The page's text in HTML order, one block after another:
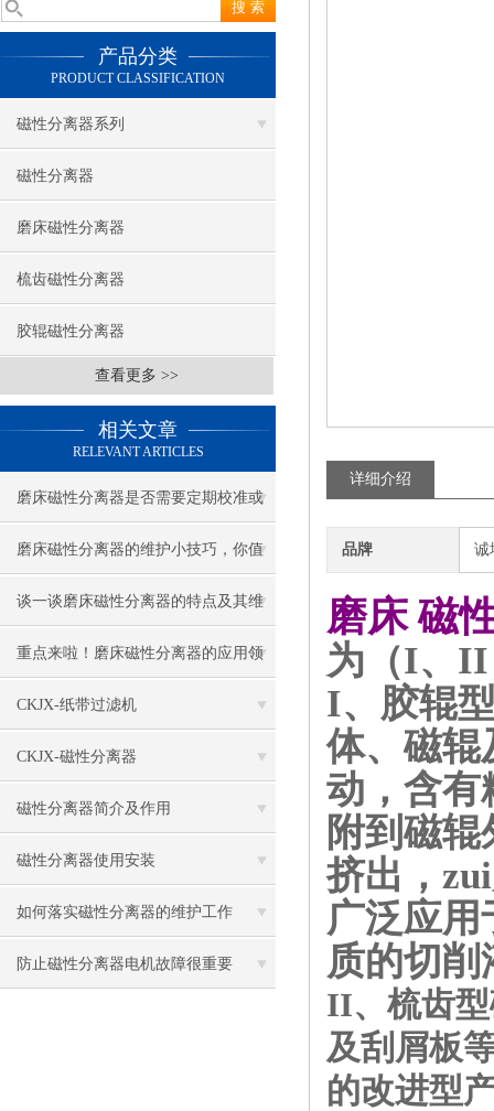
产品分类
PRODUCT CLASSIFICATION
磁性分离器系列
磁性分离器
磨床磁性分离器
梳齿磁性分离器
胶辊磁性分离器
查看更多 >>
相关文章
RELEVANT ARTICLES
磨床磁性分离器是否需要定期校准或
调整？
磨床磁性分离器的维护小技巧，你值
得收藏！
谈一谈磨床磁性分离器的特点及其维
护与保养
重点来啦！磨床磁性分离器的应用领
域及特点
CKJX-纸带过滤机
CKJX-磁性分离器
磁性分离器简介及作用
磁性分离器使用安装
如何落实磁性分离器的维护工作
防止磁性分离器电机故障很重要
详细介绍
品牌 诚
磨床 磁
为（I、II
I、胶辊
体、磁辊
动，含有
附到磁
挤出，
广泛应
质的切
II、梳齿
及刮屑板
的改进型